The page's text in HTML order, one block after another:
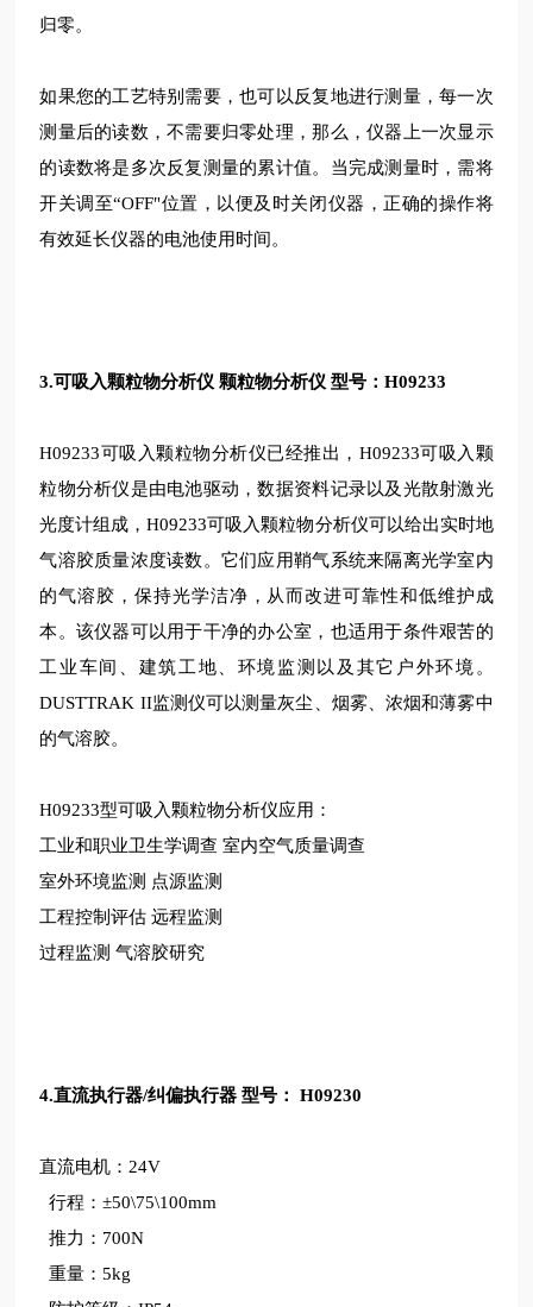
归零。
如果您的工艺特别需要，也可以反复地进行测量，每一次
测量后的读数，不需要归零处理，那么，仪器上一次显示
的读数将是多次反复测量的累计值。当完成测量时，需将
开关调至“OFF"位置，以便及时关闭仪器，正确的操作将
有效延长仪器的电池使用时间。
3.可吸入颗粒物分析仪 颗粒物分析仪 型号：H09233
H09233可吸入颗粒物分析仪已经推出，H09233可吸入颗
粒物分析仪是由电池驱动，数据资料记录以及光散射激光
光度计组成，H09233可吸入颗粒物分析仪可以给出实时地
气溶胶质量浓度读数。它们应用鞘气系统来隔离光学室内
的气溶胶，保持光学洁净，从而改进可靠性和低维护成
本。该仪器可以用于干净的办公室，也适用于条件艰苦的
工业车间、建筑工地、环境监测以及其它户外环境。
DUSTTRAK II监测仪可以测量灰尘、烟雾、浓烟和薄雾中
的气溶胶。
H09233型可吸入颗粒物分析仪应用：
工业和职业卫生学调查 室内空气质量调查
室外环境监测 点源监测
工程控制评估 远程监测
过程监测 气溶胶研究
4.直流执行器/纠偏执行器 型号： H09230
直流电机：24V
行程：±50\75\100mm
推力：700N
重量：5kg